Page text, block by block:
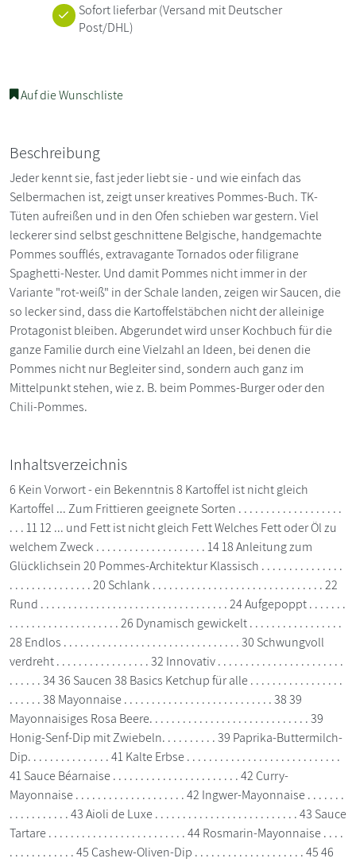
Sofort lieferbar(Versand mit Deutscher
Post/DHL)
Auf die Wunschliste
Beschreibung
Jeder kennt sie, fast jeder liebt sie - und wie einfach das
Selbermachen ist, zeigt unser kreatives Pommes-Buch. TK-
Tüten aufreißen und in den Ofen schieben war gestern. Viel
leckerer sind selbst geschnittene Belgische, handgemachte
Pommes soufflés, extravagante Tornados oder filigrane
Spaghetti-Nester. Und damit Pommes nicht immer in der
Variante "rot-weiß" in der Schale landen, zeigen wir Saucen, die
so lecker sind, dass die Kartoffelstäbchen nicht der alleinige
Protagonist bleiben. Abgerundet wird unser Kochbuch für die
ganze Familie durch eine Vielzahl an Ideen, bei denen die
Pommes nicht nur Begleiter sind, sondern auch ganz im
Mittelpunkt stehen, wie z. B. beim Pommes-Burger oder den
Chili-Pommes.
Inhaltsverzeichnis
6 Kein Vorwort - ein Bekenntnis 8 Kartoffel ist nicht gleich
Kartoffel ... Zum Frittieren geeignete Sorten . . . . . . . . . . . . . . . . . . .
. . . 11 12 ... und Fett ist nicht gleich Fett Welches Fett oder Öl zu
welchem Zweck . . . . . . . . . . . . . . . . . . . . 14 18 Anleitung zum
Glücklichsein 20 Pommes-Architektur Klassisch . . . . . . . . . . . . . . .
. . . . . . . . . . . . . . . 20 Schlank . . . . . . . . . . . . . . . . . . . . . . . . . . . . . . . 22
Rund . . . . . . . . . . . . . . . . . . . . . . . . . . . . . . . . . . 24 Aufgepoppt . . . . . . .
. . . . . . . . . . . . . . . . . . . . 26 Dynamisch gewickelt . . . . . . . . . . . . . . . . .
28 Endlos . . . . . . . . . . . . . . . . . . . . . . . . . . . . . . . . 30 Schwungvoll
verdreht . . . . . . . . . . . . . . . . . 32 Innovativ . . . . . . . . . . . . . . . . . . . . . . .
. . . . . . 34 36 Saucen 38 Basics Ketchup für alle . . . . . . . . . . . . . . . . .
. . . . . . 38 Mayonnaise . . . . . . . . . . . . . . . . . . . . . . . . . . . 38 39
Mayonnaisiges Rosa Beere. . . . . . . . . . . . . . . . . . . . . . . . . . . . . 39
Honig-Senf-Dip mit Zwiebeln. . . . . . . . . . 39 Paprika-Buttermilch-
Dip. . . . . . . . . . . . . . . 41 Kalte Erbse . . . . . . . . . . . . . . . . . . . . . . . . . . . .
41 Sauce Béarnaise . . . . . . . . . . . . . . . . . . . . . . . 42 Curry-
Mayonnaise . . . . . . . . . . . . . . . . . . . . 42 Ingwer-Mayonnaise . . . . . . .
. . . . . . . . . . . 43 Aioli de Luxe . . . . . . . . . . . . . . . . . . . . . . . . . . 43 Sauce
Tartare . . . . . . . . . . . . . . . . . . . . . . . . . 44 Rosmarin-Mayonnaise . . . .
. . . . . . . . . . . . 45 Cashew-Oliven-Dip . . . . . . . . . . . . . . . . . . . . 45 46